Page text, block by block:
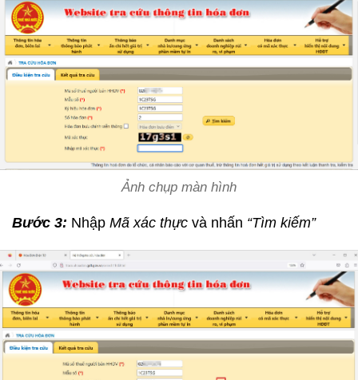
Ảnh chụp màn hình
Bước 3: Nhập Mã xác thực và nhấn “Tìm kiếm”